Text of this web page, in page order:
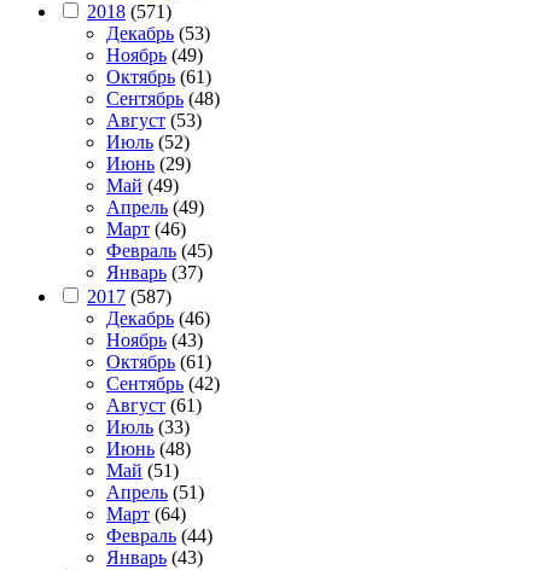
2018 (571)
Декабрь (53)
Ноябрь (49)
Октябрь (61)
Сентябрь (48)
Август (53)
Июль (52)
Июнь (29)
Май (49)
Апрель (49)
Март (46)
Февраль (45)
Январь (37)
2017 (587)
Декабрь (46)
Ноябрь (43)
Октябрь (61)
Сентябрь (42)
Август (61)
Июль (33)
Июнь (48)
Май (51)
Апрель (51)
Март (64)
Февраль (44)
Январь (43)